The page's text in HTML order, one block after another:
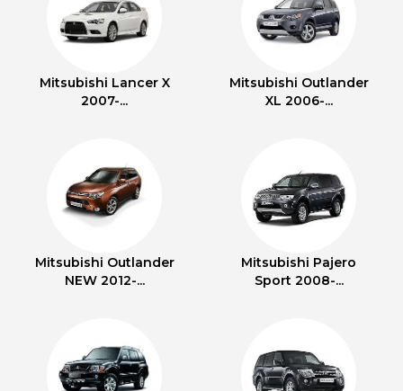
Mitsubishi Lancer X
2007-...
Mitsubishi Outlander
XL 2006-...
Mitsubishi Outlander
NEW 2012-...
Mitsubishi Pajero
Sport 2008-...